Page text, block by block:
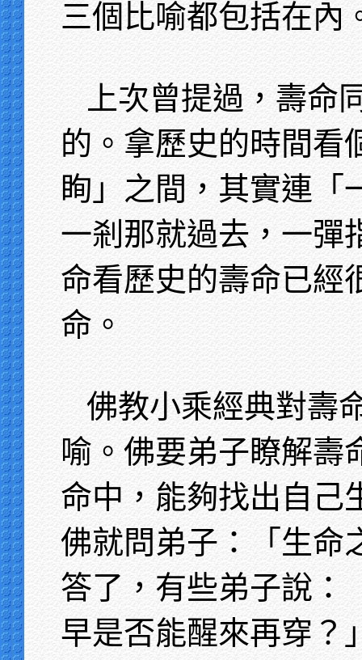
三個比喻都包括在內
上次曾提過，壽命
的。拿歷史的時間看
眴」之間，其實連「
一剎那就過去，一彈
命看歷史的壽命已經
命。
佛教小乘經典對壽
喻。佛要弟子瞭解壽
命中，能夠找出自己
佛就問弟子：「生命
答了，有些弟子說：
早是否能醒來再穿？